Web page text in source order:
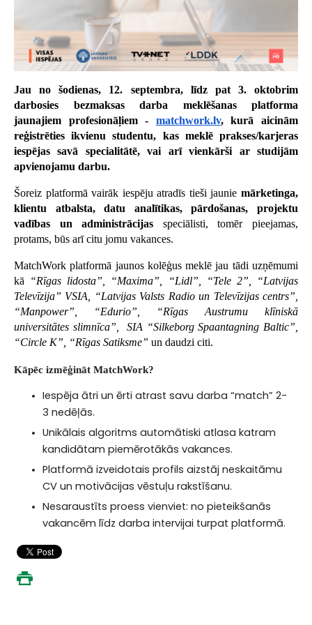
Jau no šodienas, 12. septembra, līdz pat 3. oktobrim
darbosies bezmaksas darba meklēšanas platforma
jaunajiem profesionāļiem - matchwork.lv, kurā aicinām
reģistrēties ikvienu studentu, kas meklē prakses/karjeras
iespējas savā specialitātē, vai arī vienkārši ar studijām
apvienojamu darbu.
Šoreiz platformā vairāk iespēju atradīs tieši jaunie mārketinga,
klientu atbalsta, datu analītikas, pārdošanas, projektu
vadības un administrācijas speciālisti, tomēr pieejamas,
protams, būs arī citu jomu vakances.
MatchWork platformā jaunos kolēģus meklē jau tādi uzņēmumi
kā
“Rīgas lidosta”, “Maxima”, “Lidl”, “Tele 2”, “Latvijas
Televīzija” VSIA, “Latvijas Valsts Radio un Televīzijas centrs”,
“Manpower”, “Edurio”, “Rīgas Austrumu klīniskā
universitātes slimnīca”, SIA “Silkeborg Spaantagning Baltic”,
“Circle K”, “Rīgas Satiksme” un daudzi citi.
Kāpēc izmēģināt MatchWork?
Iespēja ātri un ērti atrast savu darba “match” 2-
3 nedēļās.
Unikālais algoritms automātiski atlasa katram
kandidātam piemērotākās vakances.
Platformā izveidotais profils aizstāj neskaitāmu
CV un motivācijas vēstuļu rakstīšanu.
Nesaraustīts proess vienviet: no pieteikšanās
vakancēm līdz darba intervijai turpat platformā.